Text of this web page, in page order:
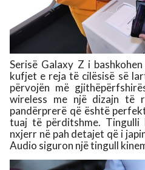
Serisë Galaxy Z i
kufjet e reja të cilësisë së
përvojën më
wireless me një dizajn të
pandërprerë që është
tuaj të përditshme.
nxjerr në pah detajet që i
Audio siguron një tingull